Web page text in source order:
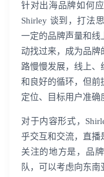
针对出海品牌如何
Shirley 谈到，打法
一定的品牌声量和线
动找过来，成为品牌
路慢慢发展，线上
和良好的循环，但前
定位、目标用户准确
对于内容形式，
乎交互和交流，直播
关注的地方是，品
队，可以考虑向东
不了，谢谢